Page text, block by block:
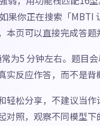
果你正在搜索「MBTI
页可以直接完成答题
为5 分钟左右。题目会
反应作答，而不是背
轻松分享，不建议当
照，观察不同模型下